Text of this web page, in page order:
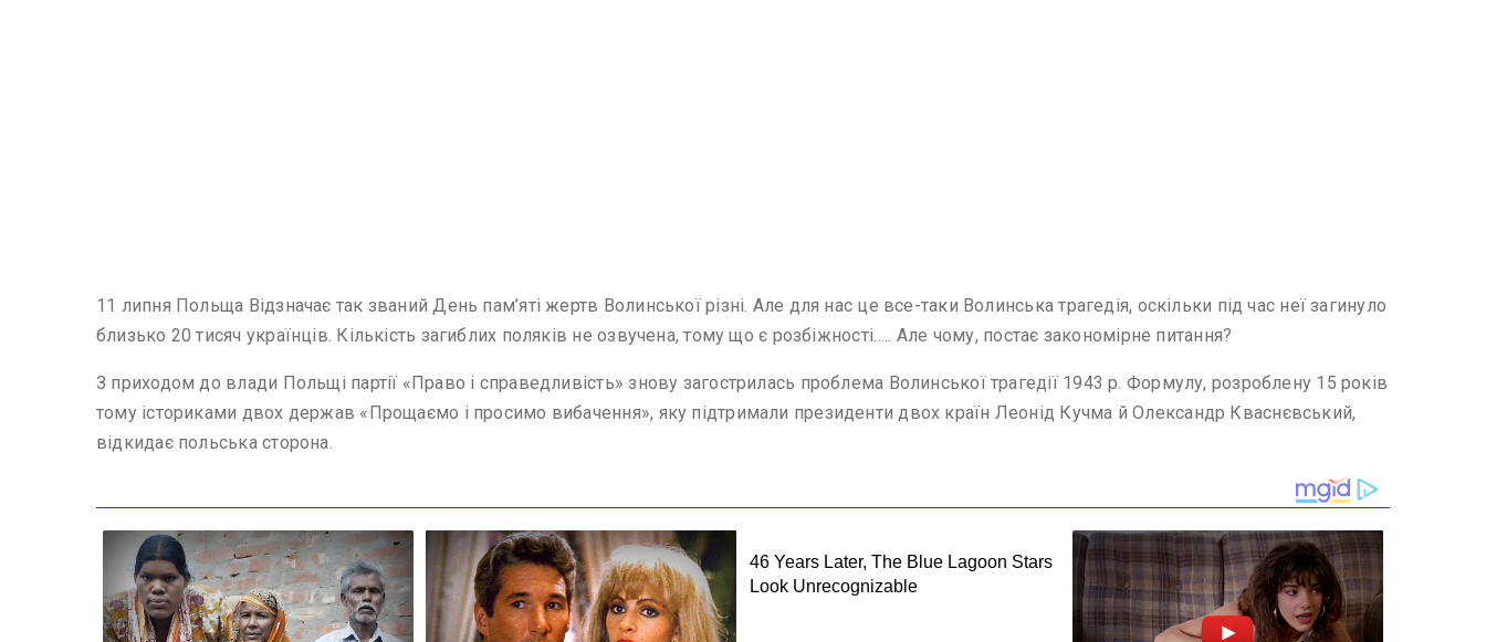
11 липня Польща Відзначає так званий День пам’яті жертв Волинської різні. Але для нас це все-таки Волинська трагедія, оскільки під час неї загинуло
близько 20 тисяч українців. Кількість загиблих поляків не озвучена, тому що є розбіжності….. Але чому, постає закономірне питання?
З приходом до влади Польщі партії «Право і справедливість» знову загострилась проблема Волинської трагедії 1943 р. Формулу, розроблену 15 років
тому істориками двох держав «Прощаємо і просимо вибачення», яку підтримали президенти двох країн Леонід Кучма й Олександр Кваснєвський,
відкидає польська сторона.